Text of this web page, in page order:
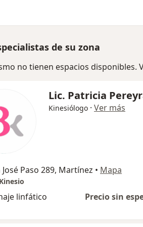
de su zona
no tienen espacios disponibles.
Lic. Patricia
Kinesiólogo · Ver más
José Paso 289, Martínez • Mapa
linfático Precio sin